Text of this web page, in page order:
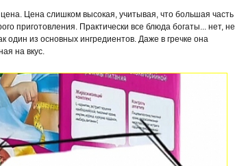
Цена слишком высокая, учитывая, что большая часть
приготовления. Практически все блюда богаты... нет, не
из основных ингредиентов. Даже в гречке она
на вкус.